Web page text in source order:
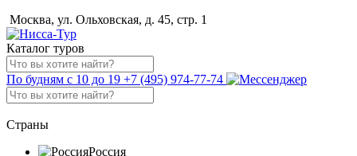
Москва, ул. Ольховская, д. 45, стр. 1
Каталог туров
По будням с 10 до 19 +7 (495) 974-77-74
Страны
Россия